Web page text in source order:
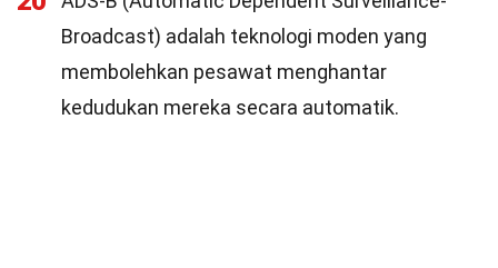
Broadcast) adalah teknologi moden yang
membolehkan pesawat menghantar
kedudukan mereka secara automatik.